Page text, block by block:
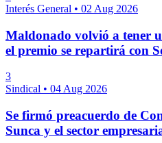
Interés General • 02 Aug 2026
Maldonado volvió a tener
el premio se repartirá con
3
Sindical • 04 Aug 2026
Se firmó preacuerdo de
Sunca y el sector